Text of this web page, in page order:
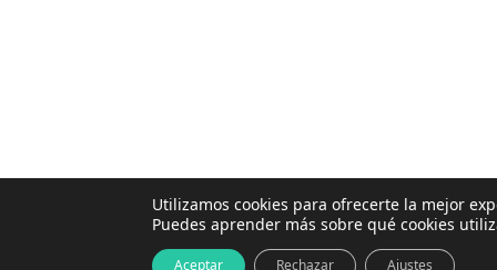
+ Info
Utilizamos cookies para ofrecerte la mejor
Puedes aprender más sobre qué cookies
Aceptar Rechazar Ajustes